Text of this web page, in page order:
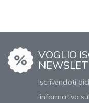
VOGLIO
Iscrivendoti
'informativa